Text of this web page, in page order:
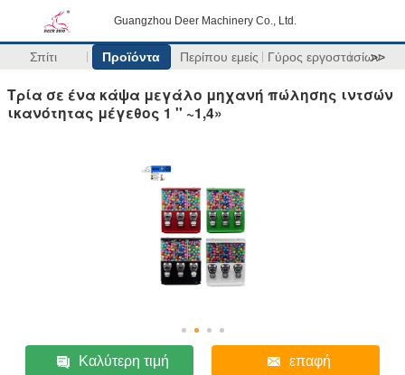
Guangzhou Deer Machinery Co., Ltd.
Σπίτι Προϊόντα Περίπου εμείς Γύρος εργοστασίων
>>
Τρία σε ένα κάψα μεγάλο μηχανή πώλησης ιντσών
ικανότητας μέγεθος 1 '' ~1,4»
Καλύτερη τιμή επαφή